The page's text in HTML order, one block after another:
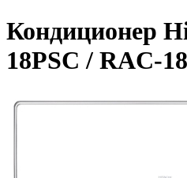
Кондиционер
18PSC / RAC-